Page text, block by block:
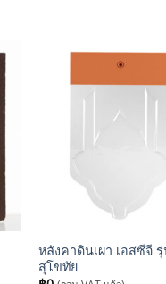
หลังคาดินเผา เอสซีจี
สุโขทัย